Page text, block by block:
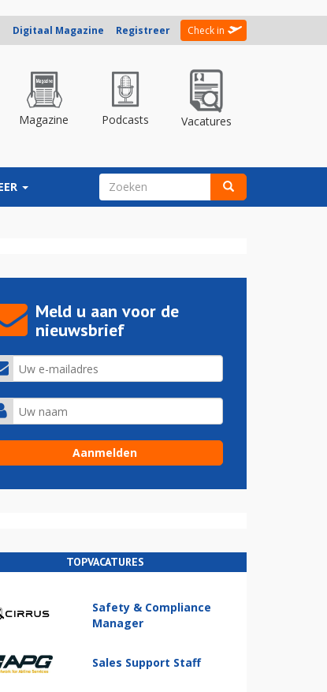
Digitaal Magazine Registreer Check in
Magazine Podcasts Vacatures
ZOEKVELD
Meld u aan voor de
nieuwsbrief
TOPVACATURES
Safety & Compliance
Manager
Sales Support Staff